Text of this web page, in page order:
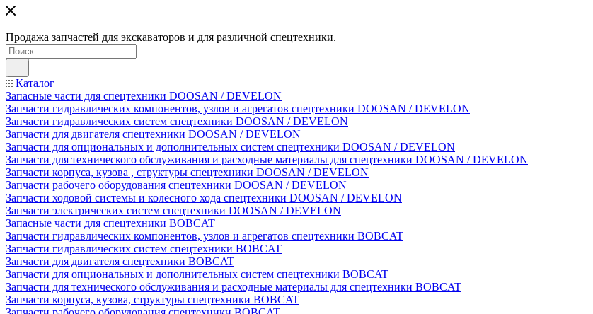
Продажа запчастей для экскаваторов и для различной спецтехники.
Каталог
Запасные части для спецтехники DOOSAN / DEVELON
Запчасти гидравлических компонентов, узлов и агрегатов спецтехники DOOSAN / DEVELON
Запчасти гидравлических систем спецтехники DOOSAN / DEVELON
Запчасти для двигателя спецтехники DOOSAN / DEVELON
Запчасти для опциональных и дополнительных систем спецтехники DOOSAN / DEVELON
Запчасти для технического обслуживания и расходные материалы для спецтехники DOOSAN / DEVELON
Запчасти корпуса, кузова , структуры спецтехники DOOSAN / DEVELON
Запчасти рабочего оборудования спецтехники DOOSAN / DEVELON
Запчасти ходовой системы и колесного хода спецтехники DOOSAN / DEVELON
Запчасти электрических систем спецтехники DOOSAN / DEVELON
Запасные части для спецтехники BOBCAT
Запчасти гидравлических компонентов, узлов и агрегатов спецтехники BOBCAT
Запчасти гидравлических систем спецтехники BOBCAT
Запчасти для двигателя спецтехники BOBCAT
Запчасти для опциональных и дополнительных систем спецтехники BOBCAT
Запчасти для технического обслуживания и расходные материалы для спецтехники BOBCAT
Запчасти корпуса, кузова, структуры спецтехники BOBCAT